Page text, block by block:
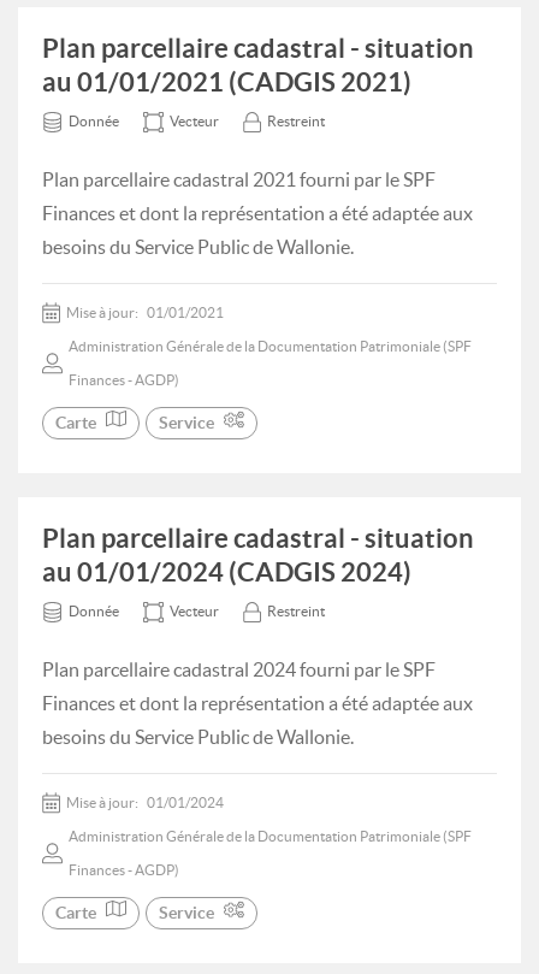
Plan parcellaire cadastral - situation
au 01/01/2021 (CADGIS 2021)
Donnée Vecteur Restreint
Plan parcellaire cadastral 2021 fourni par le SPF
Finances et dont la représentation a été adaptée aux
besoins du Service Public de Wallonie.
Mise à jour: 01/01/2021
Administration Générale de la Documentation Patrimoniale (SPF
Finances - AGDP)
Carte Service
Plan parcellaire cadastral - situation
au 01/01/2024 (CADGIS 2024)
Donnée Vecteur Restreint
Plan parcellaire cadastral 2024 fourni par le SPF
Finances et dont la représentation a été adaptée aux
besoins du Service Public de Wallonie.
Mise à jour: 01/01/2024
Administration Générale de la Documentation Patrimoniale (SPF
Finances - AGDP)
Carte Service